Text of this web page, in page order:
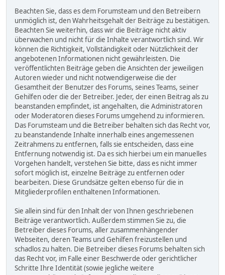
Beachten Sie, dass es dem Forumsteam und den Betreibern
unmöglich ist, den Wahrheitsgehalt der Beiträge zu bestätigen.
Beachten Sie weiterhin, dass wir die Beiträge nicht aktiv
überwachen und nicht für die Inhalte verantwortlich sind. Wir
können die Richtigkeit, Vollständigkeit oder Nützlichkeit der
angebotenen Informationen nicht gewährleisten. Die
veröffentlichten Beiträge geben die Ansichten der jeweiligen
Autoren wieder und nicht notwendigerweise die der
Gesamtheit der Benutzer des Forums, seines Teams, seiner
Gehilfen oder die der Betreiber. Jeder, der einen Beitrag als zu
beanstanden empfindet, ist angehalten, die Administratoren
oder Moderatoren dieses Forums umgehend zu informieren.
Das Forumsteam und die Betreiber behalten sich das Recht vor,
zu beanstandende Inhalte innerhalb eines angemessenen
Zeitrahmens zu entfernen, falls sie entscheiden, dass eine
Entfernung notwendig ist. Da es sich hierbei um ein manuelles
Vorgehen handelt, verstehen Sie bitte, dass es nicht immer
sofort möglich ist, einzelne Beiträge zu entfernen oder
bearbeiten. Diese Grundsätze gelten ebenso für die in
Mitgliederprofilen enthaltenen Informationen.
Sie allein sind für den Inhalt der von Ihnen geschriebenen
Beiträge verantwortlich. Außerdem stimmen Sie zu, die
Betreiber dieses Forums, aller zusammenhängender
Webseiten, deren Teams und Gehilfen freizustellen und
schadlos zu halten. Die Betreiber dieses Forums behalten sich
das Recht vor, im Falle einer Beschwerde oder gerichtlicher
Schritte Ihre Identität (sowie jegliche weitere